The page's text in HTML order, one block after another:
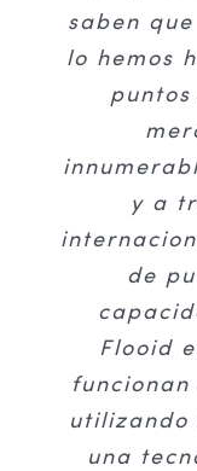
saben
lo hemos
y a
de
Flooid
utilizando
una
operar
para
de rápido
Unido,
Unidos y
todo el
tiene
Kevin Carson